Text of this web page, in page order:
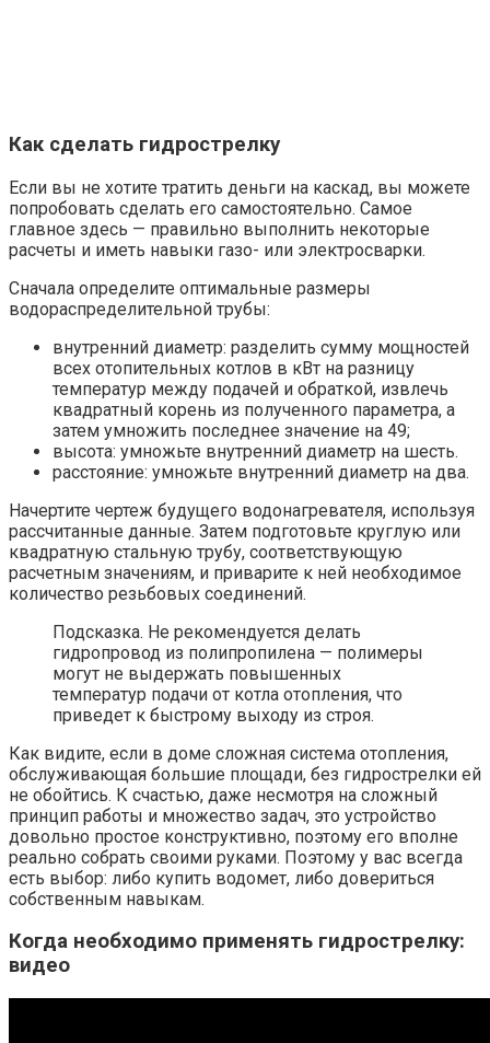
Как сделать гидрострелку
Если вы не хотите тратить деньги на каскад, вы можете
попробовать сделать его самостоятельно. Самое
главное здесь — правильно выполнить некоторые
расчеты и иметь навыки газо- или электросварки.
Сначала определите оптимальные размеры
водораспределительной трубы:
внутренний диаметр: разделить сумму мощностей
всех отопительных котлов в кВт на разницу
температур между подачей и обраткой, извлечь
квадратный корень из полученного параметра, а
затем умножить последнее значение на 49;
высота: умножьте внутренний диаметр на шесть.
расстояние: умножьте внутренний диаметр на два.
Начертите чертеж будущего водонагревателя, используя
рассчитанные данные. Затем подготовьте круглую или
квадратную стальную трубу, соответствующую
расчетным значениям, и приварите к ней необходимое
количество резьбовых соединений.
Подсказка. Не рекомендуется делать
гидропровод из полипропилена — полимеры
могут не выдержать повышенных
температур подачи от котла отопления, что
приведет к быстрому выходу из строя.
Как видите, если в доме сложная система отопления,
обслуживающая большие площади, без гидрострелки ей
не обойтись. К счастью, даже несмотря на сложный
принцип работы и множество задач, это устройство
довольно простое конструктивно, поэтому его вполне
реально собрать своими руками. Поэтому у вас всегда
есть выбор: либо купить водомет, либо довериться
собственным навыкам.
Когда необходимо применять гидрострелку:
видео